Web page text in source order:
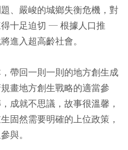
、嚴峻的城鄉失衡危機，對
十足迫切 ─ 根據人口推
進入超高齡社會。
帶回一則一則的地方創生成
畫地方創生戰略的適當參
成就不思議，故事很溫馨，
固然需要明確的上位政策，
與。